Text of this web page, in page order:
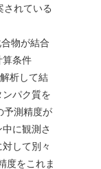
されている
物が結合
算条件
析して結
パク質を
予測精度が
に観測さ
して別々
度をこれま